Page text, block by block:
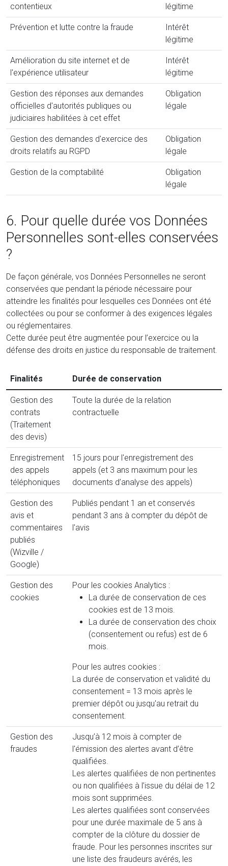
contentieux
légitime
Prévention et lutte contre la fraude
Intérêt
légitime
Amélioration du site internet et de
l'expérience utilisateur
Intérêt
légitime
Gestion des réponses aux demandes
officielles d'autorités publiques ou
judiciaires habilitées à cet effet
Obligation
légale
Gestion des demandes d'exercice des
droits relatifs au RGPD
Obligation
légale
Gestion de la comptabilité
Obligation
légale
6. Pour quelle durée vos Données
Personnelles sont-elles conservées
?
De façon générale, vos Données Personnelles ne seront
conservées que pendant la période nécessaire pour
atteindre les finalités pour lesquelles ces Données ont été
collectées ou pour se conformer à des exigences légales
ou réglementaires.
Cette durée peut être augmentée pour l’exercice ou la
défense des droits en justice du responsable de traitement.
Finalités Durée de conservation
Gestion des
contrats
(Traitement
des devis)
Toute la durée de la relation
contractuelle
Enregistrement
des appels
téléphoniques
15 jours pour l'enregistrement des
appels (et 3 ans maximum pour les
documents d’analyse des appels)
Gestion des
avis et
commentaires
publiés
(Wizville /
Google)
Publiés pendant 1 an et conservés
pendant 3 ans à compter du dépôt de
l'avis
Gestion des
cookies
Pour les cookies Analytics :
La durée de conservation de ces
cookies est de 13 mois.
La durée de conservation des choix
(consentement ou refus) est de 6
mois.
Pour les autres cookies :
La durée de conservation et validité du
consentement = 13 mois après le
premier dépôt ou jusqu'au retrait du
consentement.
Gestion des
fraudes
Jusqu’à 12 mois à compter de
l'émission des alertes avant d’être
qualifiées.
Les alertes qualifiées de non pertinentes
ou non qualifiées à l’issue du délai de 12
mois sont supprimées.
Les alertes qualifiées sont conservées
pour une durée maximale de 5 ans à
compter de la clôture du dossier de
fraude. Pour les personnes inscrites sur
une liste des fraudeurs avérés, les